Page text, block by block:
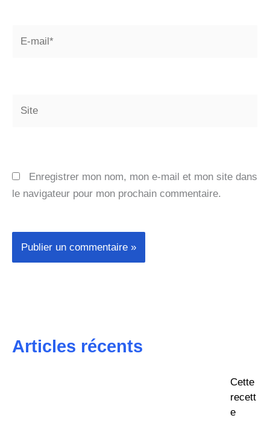
Enregistrer mon nom, mon e-mail et mon site dans
le navigateur pour mon prochain commentaire.
Articles récents
Cette
recett
e